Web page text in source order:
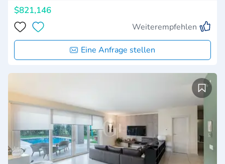
$821,146
Weiterempfehlen
Eine Anfrage stellen